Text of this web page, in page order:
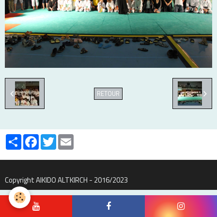
RETOUR
PartagerFacebook
Twitter
Copyright AIKIDO ALTKIRCH - 2016/2023